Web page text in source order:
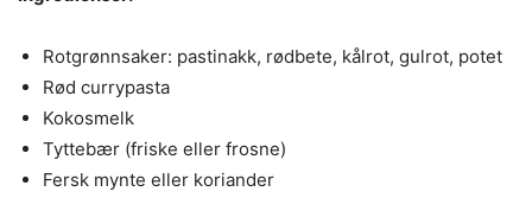
Rotgrønnsaker: pastinakk, rødbete, kålrot, gulrot, potet
Rød currypasta
Kokosmelk
Tyttebær (friske eller frosne)
Fersk mynte eller koriander